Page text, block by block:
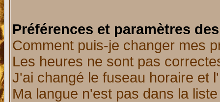
Préférences et paramètres
Comment puis-je changer mes
Les heures ne sont pas
J'ai changé le fuseau horaire et
Ma langue n'est pas dans la